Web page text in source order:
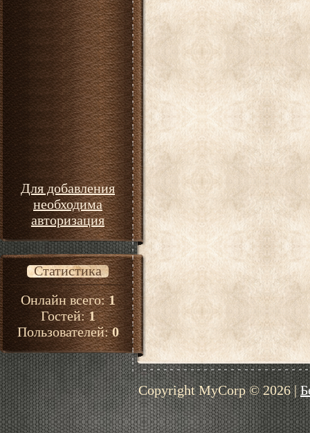
Для добавления
необходима
авторизация
Статистика
Онлайн всего:1
Гостей:1
Пользователей:0
Copyright MyCorp © 2026|